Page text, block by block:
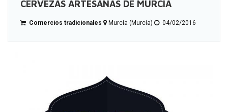
CERVEZAS ARTESANAS DE MURCIA
Comercios tradicionales Murcia (Murcia) 04/02/2016